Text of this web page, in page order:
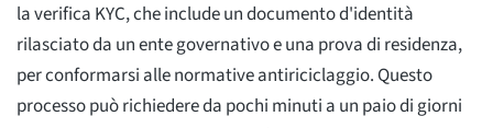
la verifica KYC, che include un documento d'identità
rilasciato da un ente governativo e una prova di residenza,
per conformarsi alle normative antiriciclaggio. Questo
processo può richiedere da pochi minuti a un paio di giorni